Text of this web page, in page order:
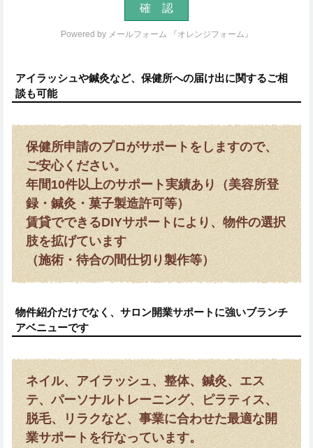
Powered by メールフォーム 『オレンジフォーム』
アイラッシュや鍼灸など、保健所への届け出に関するご相
談も可能
保健所申請のプロがサポートをしますので、
ご安心ください。
年間10件以上のサポート実績あり（美容所登
録・鍼灸・菓子製造許可等）
賃貸でできるDIYサポートにより、物件の選択
肢を拡げています
（施術・待合の間仕切り製作等）
物件紹介だけでなく、サロン開業サポートに強いブランチ
アベニューです
ネイル、アイラッシュ、整体、鍼灸、エス
テ、パーソナルトレーニング、ピラティス、
脱毛、リラクなど、事業に合わせた最適な開
業サポートを行なっています。